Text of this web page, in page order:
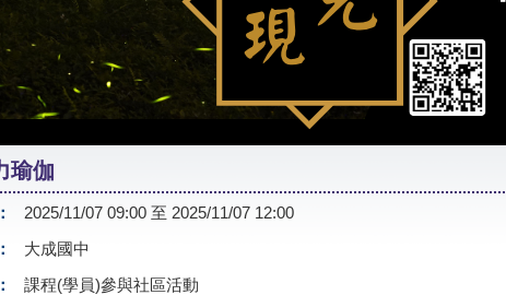
瑜伽
2025/11/07 09:00 至 2025/11/07 12:00
大成國中
課程(學員)參與社區活動